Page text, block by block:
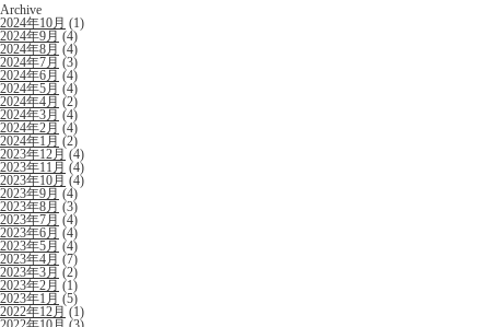
Archive
2024年10月 (1)
2024年9月 (4)
2024年8月 (4)
2024年7月 (3)
2024年6月 (4)
2024年5月 (4)
2024年4月 (2)
2024年3月 (4)
2024年2月 (4)
2024年1月 (2)
2023年12月(4)
2023年11月 (4)
2023年10月 (4)
2023年9月 (4)
2023年8月 (3)
2023年7月 (4)
2023年6月 (4)
2023年5月 (4)
2023年4月 (7)
2023年3月 (2)
2023年2月 (1)
2023年1月 (5)
2022年12月(1)